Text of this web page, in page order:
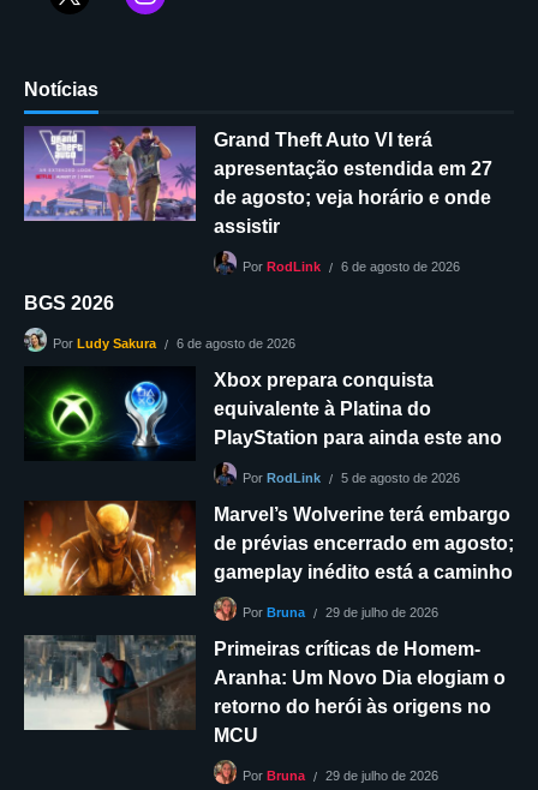
Notícias
Grand Theft Auto VI terá
apresentação estendida em 27
de agosto; veja horário e onde
assistir
Por RodLink 6 de agosto de 2026
BGS 2026
Por Ludy Sakura 6 de agosto de 2026
Xbox prepara conquista
equivalente à Platina do
PlayStation para ainda este ano
Por RodLink 5 de agosto de 2026
Marvel’s Wolverine terá embargo
de prévias encerrado em agosto;
gameplay inédito está a caminho
Por Bruna 29 de julho de 2026
Primeiras críticas de Homem-
Aranha: Um Novo Dia elogiam o
retorno do herói às origens no
MCU
Por Bruna 29 de julho de 2026